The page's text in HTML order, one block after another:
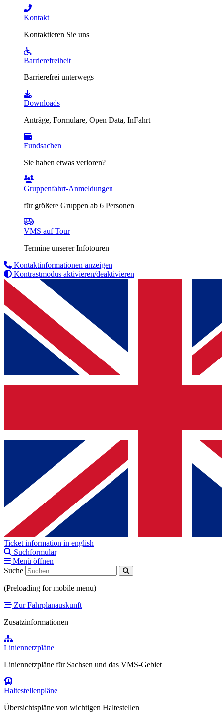
Kontakt
Kontaktieren Sie uns
Barrierefreiheit
Barrierefrei unterwegs
Downloads
Anträge, Formulare, Open Data, InFahrt
Fundsachen
Sie haben etwas verloren?
Gruppenfahrt-Anmeldungen
für größere Gruppen ab 6 Personen
VMS auf Tour
Termine unserer Infotouren
Kontaktinformationen anzeigen
Kontrastmodus aktivieren/deaktivieren
Ticket information in english
Suchformular
Menü öffnen
Suche
(Preloading for mobile menu)
Zur Fahrplanauskunft
Zusatzinformationen
Liniennetzpläne
Liniennetzpläne für Sachsen und das VMS-Gebiet
Haltestellenpläne
Übersichtspläne von wichtigen Haltestellen